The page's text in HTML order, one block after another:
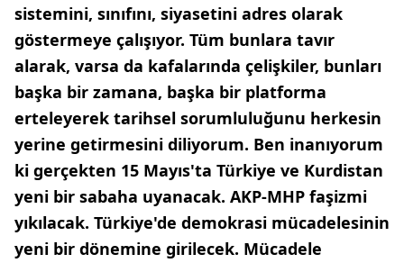
sistemini, sınıfını, siyasetini adres olarak
göstermeye çalışıyor. Tüm bunlara tavır
alarak, varsa da kafalarında çelişkiler, bunları
başka bir zamana, başka bir platforma
erteleyerek tarihsel sorumluluğunu herkesin
yerine getirmesini diliyorum. Ben inanıyorum
ki gerçekten 15 Mayıs'ta Türkiye ve Kurdistan
yeni bir sabaha uyanacak. AKP-MHP faşizmi
yıkılacak. Türkiye'de demokrasi mücadelesinin
yeni bir dönemine girilecek. Mücadele